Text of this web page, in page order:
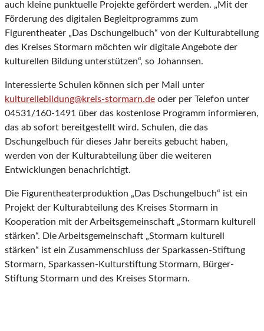
auch kleine punktuelle Projekte gefördert werden. „Mit der
Förderung des digitalen Begleitprogramms zum
Figurentheater „Das Dschungelbuch“ von der Kulturabteilung
des Kreises Stormarn möchten wir digitale Angebote der
kulturellen Bildung unterstützen“, so Johannsen.
Interessierte Schulen können sich per Mail unter
kulturellebildung@kreis-stormarn.de oder per Telefon unter
04531/160-1491 über das kostenlose Programm informieren,
das ab sofort bereitgestellt wird. Schulen, die das
Dschungelbuch für dieses Jahr bereits gebucht haben,
werden von der Kulturabteilung über die weiteren
Entwicklungen benachrichtigt.
Die Figurentheaterproduktion „Das Dschungelbuch“ ist ein
Projekt der Kulturabteilung des Kreises Stormarn in
Kooperation mit der Arbeitsgemeinschaft „Stormarn kulturell
stärken“. Die Arbeitsgemeinschaft „Stormarn kulturell
stärken“ ist ein Zusammenschluss der Sparkassen-Stiftung
Stormarn, Sparkassen-Kulturstiftung Stormarn, Bürger-
Stiftung Stormarn und des Kreises Stormarn.